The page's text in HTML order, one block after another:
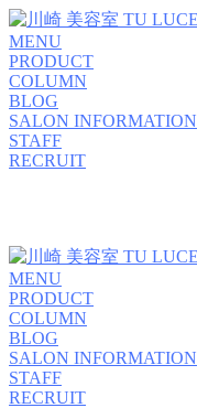
MENU
PRODUCT
COLUMN
BLOG
SALON INFORMATION
STAFF
RECRUIT
MENU
PRODUCT
COLUMN
BLOG
SALON INFORMATION
STAFF
RECRUIT